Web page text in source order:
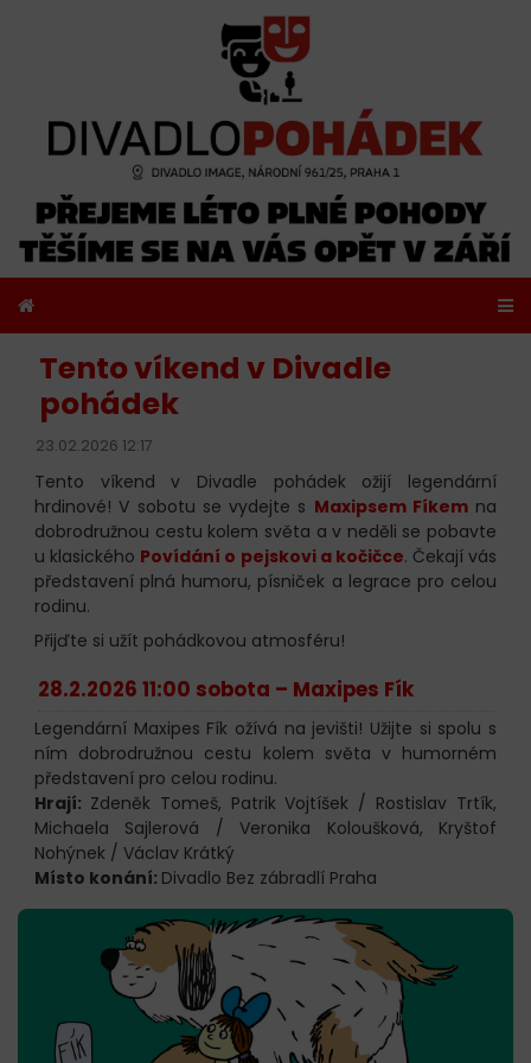
Tento víkend v Divadle
pohádek
23.02.2026 12:17
Tento víkend v Divadle pohádek ožijí legendární
hrdinové! V sobotu se vydejte s Maxipsem Fíkemna
dobrodružnou cestu kolem světa a v neděli se pobavte
u klasického Povídání o pejskovi a kočičce. Čekají vás
představení plná humoru, písniček a legrace pro celou
rodinu.
Přijďte si užít pohádkovou atmosféru!
28.2.2026 11:00 sobota – Maxipes Fík
Legendární Maxipes Fík ožívá na jevišti! Užijte si spolu s
ním dobrodružnou cestu kolem světa v humorném
představení pro celou rodinu.
Hrají: Zdeněk Tomeš, Patrik Vojtíšek / Rostislav Trtík,
Michaela Sajlerová / Veronika Koloušková, Kryštof
Nohýnek / Václav Krátký
Místo konání: Divadlo Bez zábradlí Praha